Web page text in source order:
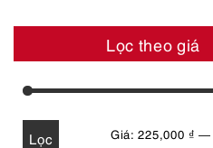
Lọc theo giá
Lọc Giá: 225,000 ₫ —